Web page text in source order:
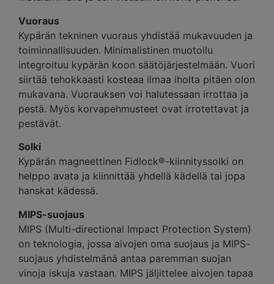
Vuoraus
Kypärän tekninen vuoraus yhdistää mukavuuden ja
toiminnallisuuden. Minimalistinen muotoilu
integroituu kypärän koon säätöjärjestelmään. Vuori
siirtää tehokkaasti kosteaa ilmaa iholta pitäen olon
mukavana. Vuorauksen voi halutessaan irrottaa ja
pestä. Myös korvapehmusteet ovat irrotettavat ja
pestävät.
Solki
Kypärän magneettinen Fidlock®-kiinnityssolki on
helppo avata ja kiinnittää yhdellä kädellä tai jopa
hanskat kädessä.
MIPS-suojaus
MIPS (Multi-directional Impact Protection System)
on teknologia, jossa aivojen oma suojaus ja MIPS-
suojaus yhdistelmänä antaa paremman suojan
vinoja iskuja vastaan. MIPS jäljittelee aivojen tapaa